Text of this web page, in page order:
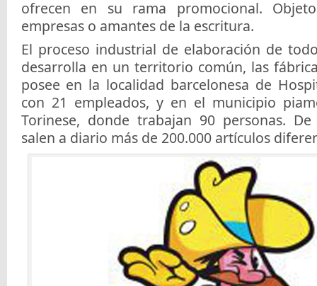
ofrecen en su rama promocional.
empresas o amantes de la escritura.
El proceso industrial de elaboración de
desarrolla en un territorio común, las
posee en la localidad barcelonesa de
con 21 empleados, y en el municipio
Torinese, donde trabajan 90 personas.
salen a diario más de 200.000 artículos